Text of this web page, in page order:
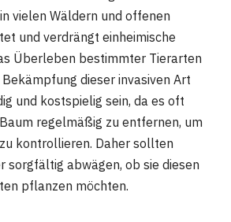
vielen Wäldern und offenen
und verdrängt einheimische
Überleben bestimmter Tierarten
dieser invasiven Art
und kostspielig sein, da es oft
regelmäßig zu entfernen, um
kontrollieren. Daher sollten
sorgfältig abwägen, ob sie diesen
pflanzen möchten.